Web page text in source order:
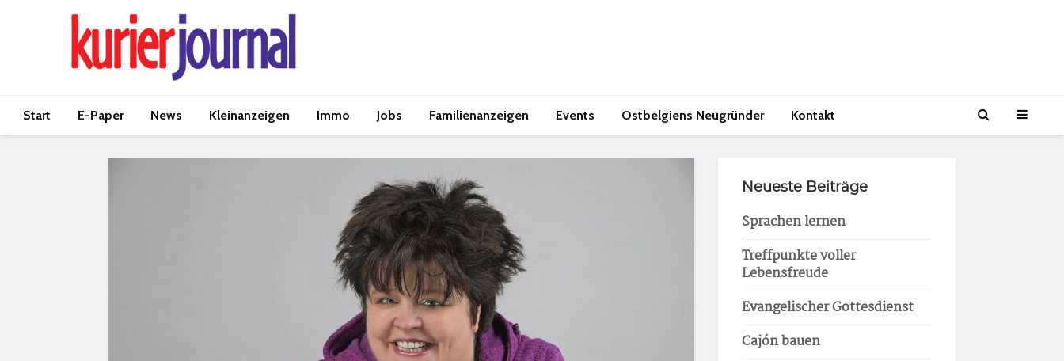
Start E-Paper News Kleinanzeigen Immo Jobs Familienanzeigen Events Ostbelgiens Neugründer Kontakt
Neueste Beiträge
Sprachen lernen
Treffpunkte voller
Lebensfreude
Evangelischer Gottesdienst
Cajón bauen